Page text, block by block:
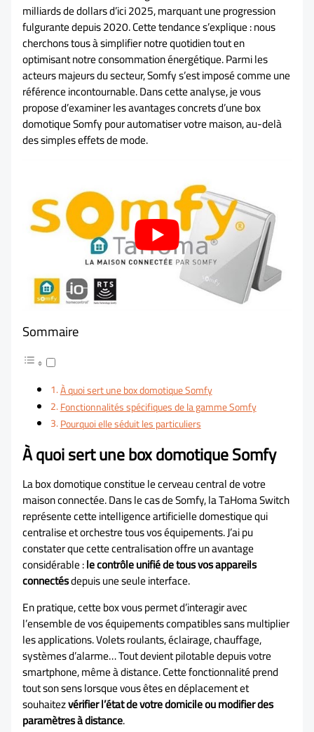
milliards de dollars d’ici 2025, marquant une progression
fulgurante depuis 2020. Cette tendance s’explique : nous
cherchons tous à simplifier notre quotidien tout en
optimisant notre consommation énergétique. Parmi les
acteurs majeurs du secteur, Somfy s’est imposé comme une
référence incontournable. Dans cette analyse, je vous
propose d’examiner les avantages concrets d’une box
domotique Somfy pour automatiser votre maison, au-delà
des simples effets de mode.
Sommaire
À quoi sert une box domotique Somfy
Fonctionnalités spécifiques de la gamme Somfy
Pourquoi elle séduit les particuliers
À quoi sert une box domotique Somfy
La box domotique constitue le cerveau central de votre
maison connectée. Dans le cas de Somfy, la TaHoma Switch
représente cette intelligence artificielle domestique qui
centralise et orchestre tous vos équipements. J’ai pu
constater que cette centralisation offre un avantage
considérable :le contrôle unifié de tous vos appareils
connectésdepuis une seule interface.
En pratique, cette box vous permet d’interagir avec
l’ensemble de vos équipements compatibles sans multiplier
les applications. Volets roulants, éclairage, chauffage,
systèmes d’alarme… Tout devient pilotable depuis votre
smartphone, même à distance. Cette fonctionnalité prend
tout son sens lorsque vous êtes en déplacement et
souhaitezvérifier l’état de votre domicile ou modifier des
paramètres à distance.